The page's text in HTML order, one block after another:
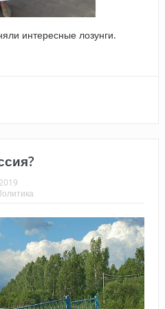
интересные лозунги.